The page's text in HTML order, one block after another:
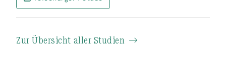
Zur Übersicht aller Studien